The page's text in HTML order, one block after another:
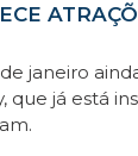
janeiro
que já está